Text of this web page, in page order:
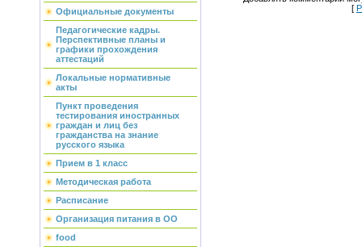
Официальные документы
Педагогические кадры.
Перспективные планы и
графики прохождения
аттестаций
Локальные нормативные
акты
Пункт проведения
тестирования иностранных
граждан и лиц без
гражданства на знание
русского языка
Прием в 1 класс
Методическая работа
Расписание
Организация питания в ОО
food
[